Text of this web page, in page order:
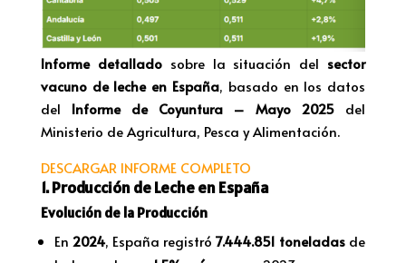
Informe detalladosobre la situación del sector
vacuno de leche en España, basado en los datos
del Informe de Coyuntura – Mayo 2025 del
Ministerio de Agricultura, Pesca y Alimentación.
DESCARGAR INFORME COMPLETO
1. Producción de Leche en España
Evolución de la Producción
En 2024, España registró7.444.851 toneladas de